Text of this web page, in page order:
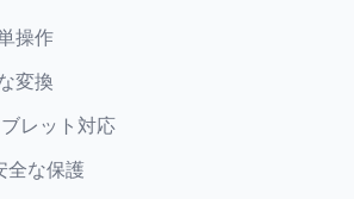
操作
変換
レット対応
全な保護